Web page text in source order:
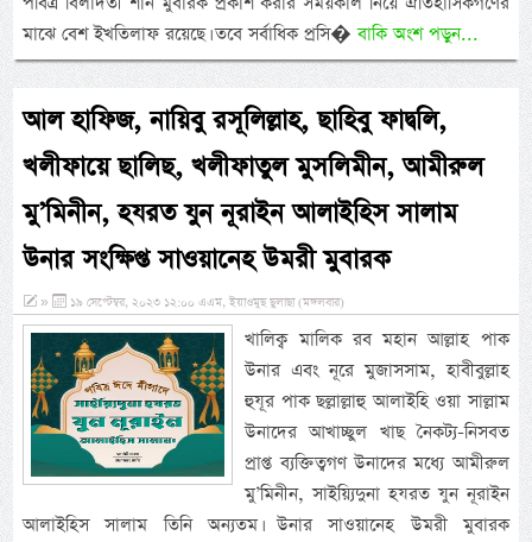
মাঝে বেশ ইখতিলাফ রয়েছে। তবে সর্বাধিক প্রসি�বাকি অংশ পড়ুন...
আল হাফিজ, নায়িবু রসূলিল্লাহ, ছাহিবু ফাদ্বলি,
খলীফায়ে ছালিছ, খলীফাতুল মুসলিমীন, আমীরুল
মু’মিনীন, হযরত যুন নূরাইন আলাইহিস সালাম
উনার সংক্ষিপ্ত সাওয়ানেহ উমরী মুবারক
» ১৯ সেপ্টেম্বর, ২০২৩ ১২:০০ এএম, ইয়াওমুছ ছুলাছা (মঙ্গলবার)
খালিক্ব মালিক রব মহান আল্লাহ পাক
উনার এবং নূরে মুজাসসাম, হাবীবুল্লাহ
হুযূর পাক ছল্লাল্লাহু আলাইহি ওয়া সাল্লাম
উনাদের আখাচ্ছুল খাছ নৈকট্য-নিসবত
প্রাপ্ত ব্যক্তিত্বগণ উনাদের মধ্যে আমীরুল
মু’মিনীন, সাইয়্যিদুনা হযরত যুন নূরাইন
আলাইহিস সালাম তিনি অন্যতম। উনার সাওয়ানেহ উমরী মুবারক